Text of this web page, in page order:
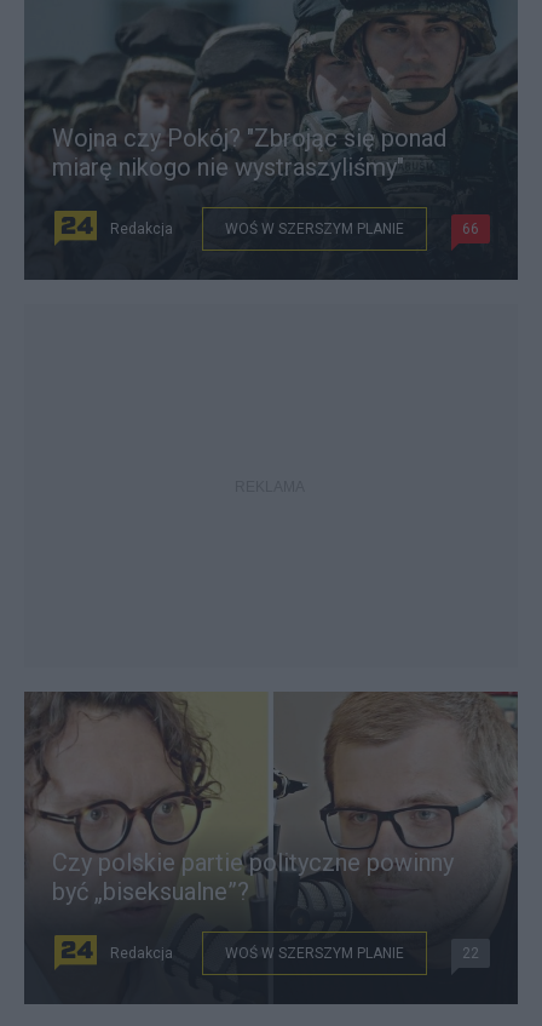
Wojna czy Pokój? "Zbrojąc się ponad
miarę nikogo nie wystraszyliśmy"
Redakcja WOŚ W SZERSZYM PLANIE 66
Czy polskie partie polityczne powinny
być „biseksualne”?
Redakcja WOŚ W SZERSZYM PLANIE 22